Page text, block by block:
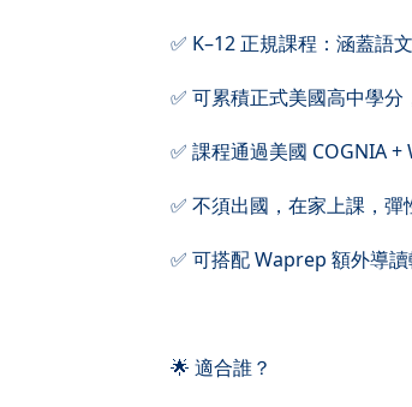
✅ K–12 正規課程：涵蓋語
✅ 可累積正式美國高中學
✅ 課程通過美國 COGNIA +
✅ 不須出國，在家上課，
✅ 可搭配 Waprep 額外導
🌟 適合誰？